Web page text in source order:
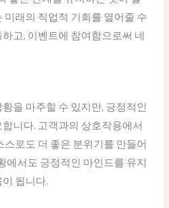
미래의 직업적 기회를 열어줄 수
고, 이벤트에 참여함으로써 네
을 마주할 수 있지만, 긍정적인
니다. 고객과의 상호작용에서
로도 더 좋은 분위기를 만들어
에서도 긍정적인 마인드를 유지
됩니다.